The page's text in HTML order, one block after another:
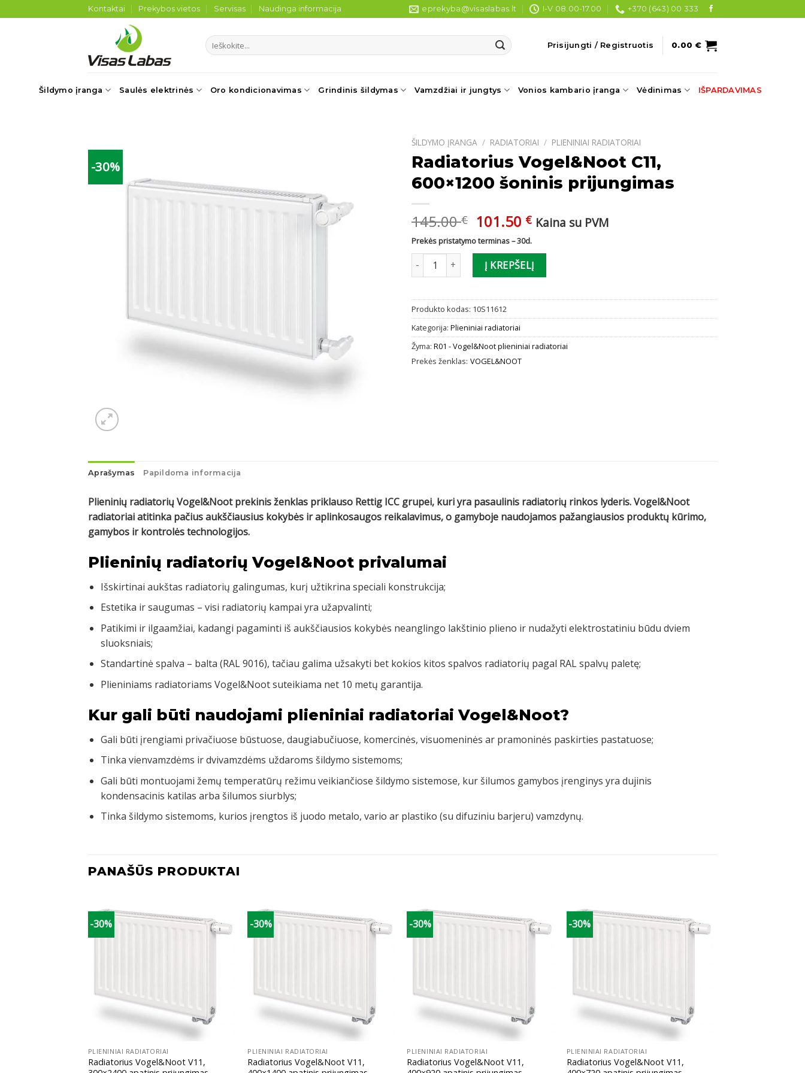
to
Kontaktai Prekybos vietos Servisas Naudinga informacija eprekyba@visaslabas.lt I-V 08.00-17.00 +370 (643) 00 333
Ieškoti: Prisijungti / Registruotis 0.00€
Šildymo įranga Saulės elektrinės Oro kondicionavimas Grindinis šildymas Vamzdžiai ir jungtys Vonios kambario įranga Vėdinimas IŠPARDAVIMAS
-30%
ŠILDYMO ĮRANGA / RADIATORIAI / PLIENINIAI RADIATORIAI
Radiatorius Vogel&Noot C11,
600×1200 šoninis prijungimas
145.00€ Original
price
was:
145.00 €.
101.50 €Current
is:
101.50 €.
Kaina su PVM
Prekės pristatymo terminas – 30d.
produkto kiekis: Radiatorius Vogel&Noot C11, 600x1200 šoninis prijungimas
Į KREPŠELĮ
Produkto kodas: 10S11612
Kategorija: Plieniniai radiatoriai
Žyma: R01 - Vogel&Noot plieniniai radiatoriai
Prekės ženklas: VOGEL&NOOT
Aprašymas Papildoma informacija
Plieninių radiatorių Vogel&Noot prekinis ženklas priklauso Rettig ICC grupei, kuri yra pasaulinis radiatorių rinkos lyderis. Vogel&Noot
radiatoriai atitinka pačius aukščiausius kokybės ir aplinkosaugos reikalavimus, o gamyboje naudojamos pažangiausios produktų kūrimo,
gamybos ir kontrolės technologijos.
Plieninių radiatorių Vogel&Noot privalumai
Išskirtinai aukštas radiatorių galingumas, kurį užtikrina speciali konstrukcija;
Estetika ir saugumas – visi radiatorių kampai yra užapvalinti;
Patikimi ir ilgaamžiai, kadangi pagaminti iš aukščiausios kokybės neanglingo lakštinio plieno ir nudažyti elektrostatiniu būdu dviem
sluoksniais;
Standartinė spalva – balta (RAL 9016), tačiau galima užsakyti bet kokios kitos spalvos radiatorių pagal RAL spalvų paletę;
Plieniniams radiatoriams Vogel&Noot suteikiama net 10 metų garantija.
Kur gali būti naudojami plieniniai radiatoriai Vogel&Noot?
Gali būti įrengiami privačiuose būstuose, daugiabučiuose, komercinės, visuomeninės ar pramoninės paskirties pastatuose;
Tinka vienvamzdėms ir dvivamzdėms uždaroms šildymo sistemoms;
Gali būti montuojami žemų temperatūrų režimu veikiančiose šildymo sistemose, kur šilumos gamybos įrenginys yra dujinis
kondensacinis katilas arba šilumos siurblys;
Tinka šildymo sistemoms, kurios įrengtos iš juodo metalo, vario ar plastiko (su difuziniu barjeru) vamzdynų.
PANAŠŪS PRODUKTAI
-30%
PLIENINIAI RADIATORIAI
Radiatorius Vogel&Noot V11,
-30%
PLIENINIAI RADIATORIAI
Radiatorius Vogel&Noot V11,
-30%
PLIENINIAI RADIATORIAI
Radiatorius Vogel&Noot V11,
-30%
PLIENINIAI RADIATORIAI
Radiatorius Vogel&Noot V11,